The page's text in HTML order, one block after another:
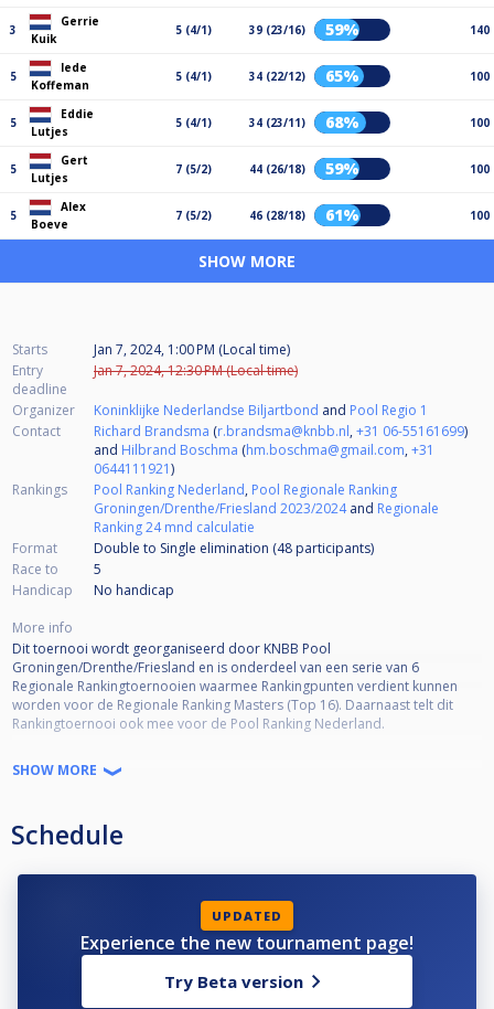
3
Gerrie
Kuik
5 (4/1) 39 (23/16) 59% 140
5
Iede
Koffeman
5 (4/1) 34 (22/12) 65% 100
5
Eddie
Lutjes
5 (4/1) 34 (23/11) 68% 100
5
Gert
Lutjes
7 (5/2) 44 (26/18) 59% 100
5
Alex
Boeve
7 (5/2) 46 (28/18) 61% 100
SHOW MORE
Starts
Jan 7, 2024, 1:00 PM (Local time)
Entry
deadline
Jan 7, 2024, 12:30 PM (Local time)
Organizer Koninklijke Nederlandse Biljartbond and Pool Regio 1
Contact
Richard Brandsma (r.brandsma@knbb.nl,+31 06-55161699)
and Hilbrand Boschma (hm.boschma@gmail.com,+31
0644111921)
Rankings
Pool Ranking Nederland, Pool Regionale Ranking
Groningen/Drenthe/Friesland 2023/2024and Regionale
Ranking 24 mnd calculatie
Format
Double to Single elimination (48 participants)
Race to
5
Handicap
No handicap
More info
Dit toernooi wordt georganiseerd door KNBB Pool
Groningen/Drenthe/Friesland en is onderdeel van een serie van 6
Regionale Rankingtoernooien waarmee Rankingpunten verdient kunnen
worden voor de Regionale Ranking Masters (Top 16). Daarnaast telt dit
Rankingtoernooi ook mee voor de Pool Ranking Nederland.
Toernooi informatie:
•Open voor alle niveaus
•Kwalificatie Masters (Top 16) 50% deelname = minimaal 3 deelnames
*De wedstrijden in de Single-KO schema worden volgens de standaarden
van Cuescore bepaald. Afhankelijk van het aantal inschrijvingen kunnen de
racelengtes en SKO-fase variëren (De wedstrijdleiding is bepalend hierin).
Voorbeeld Seeding SKO schema ‘Laatste 16’:
SHOW MORE
Schedule
UPDATED
Experience the new tournament page!
Try Beta version